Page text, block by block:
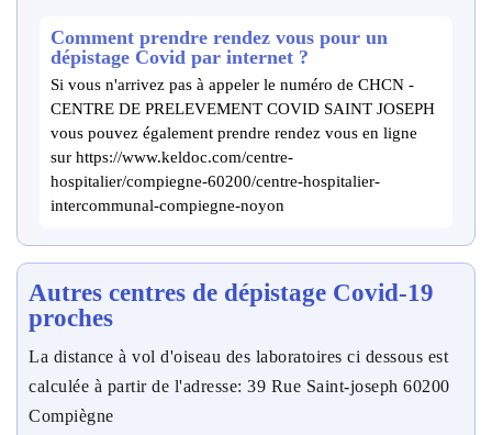
Comment prendre rendez vous pour un
dépistage Covid par internet ?
Si vous n'arrivez pas à appeler le numéro de CHCN -
CENTRE DE PRELEVEMENT COVID SAINT JOSEPH
vous pouvez également prendre rendez vous en ligne
sur https://www.keldoc.com/centre-
hospitalier/compiegne-60200/centre-hospitalier-
intercommunal-compiegne-noyon
Autres centres de dépistage Covid-19
proches
La distance à vol d'oiseau des laboratoires ci dessous est
calculée à partir de l'adresse: 39 Rue Saint-joseph 60200
Compiègne